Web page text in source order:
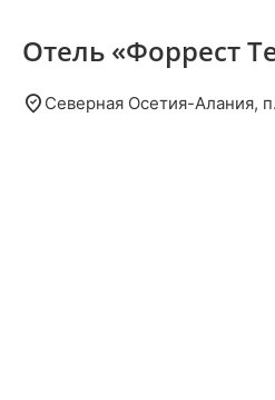
Отель «Форрест
Северная Осетия-Алания,